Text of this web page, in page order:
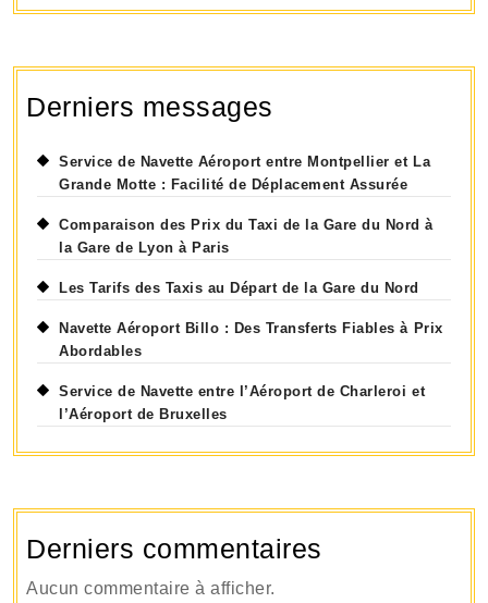
Derniers messages
Service de Navette Aéroport entre Montpellier et La
Grande Motte : Facilité de Déplacement Assurée
Comparaison des Prix du Taxi de la Gare du Nord à
la Gare de Lyon à Paris
Les Tarifs des Taxis au Départ de la Gare du Nord
Navette Aéroport Billo : Des Transferts Fiables à Prix
Abordables
Service de Navette entre l’Aéroport de Charleroi et
l’Aéroport de Bruxelles
Derniers commentaires
Aucun commentaire à afficher.